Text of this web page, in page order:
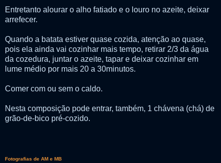
Entretanto alourar o alho fatiado e o louro no azeite, deixar
arrefecer.
Quando a batata estiver quase cozida, atenção ao quase,
pois ela ainda vai cozinhar mais tempo, retirar 2/3 da água
da cozedura, juntar o azeite, tapar e deixar cozinhar em
lume médio por mais 20 a 30minutos.
Comer com ou sem o caldo.
Nesta composição pode entrar, também, 1 chávena (chá) de
grão-de-bico pré-cozido.
Fotografias de AM e MB